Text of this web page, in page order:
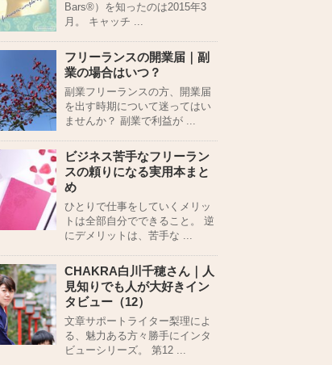
Bars®）を知ったのは2015年3
月。 キャッチ ...
フリーランスの開業届｜副
業の場合はいつ？
副業フリーランスの方、開業届
を出す時期について迷ってはい
ませんか？ 副業で利益が ...
ビジネス苦手なフリーラン
スの頼りになる実用本まと
め
ひとりで仕事をしていくメリッ
トは全部自分でできること。 逆
にデメリットは、苦手な ...
CHAKRA白川千穂さん｜人
見知りでも人が大好きイン
タビュー（12）
文章サポートライター梨理によ
る、魅力ある方々勝手にインタ
ビューシリーズ。 第12 ...